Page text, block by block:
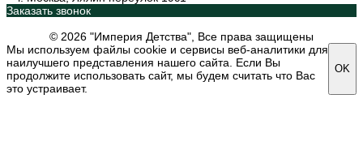
Заказать звонок
© 2026 "Империя Детства", Все права защищены
Мы используем файлы cookie и сервисы веб-аналитики для
наилучшего представления нашего сайта. Если Вы
продолжите использовать сайт, мы будем считать что Вас
это устраивает.
OK